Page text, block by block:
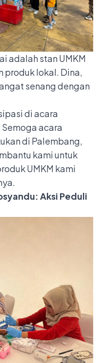
adalah stan UMKM
produk lokal. Dina,
senang dengan
di acara
acara
di Palembang,
kami untuk
UMKM kami
Aksi Peduli